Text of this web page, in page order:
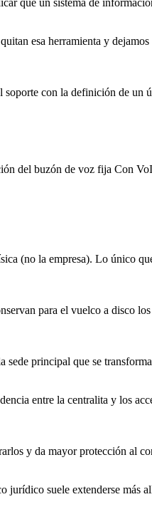
que un sistema de
esa herramienta y
soporte con la definición de un
del buzón de voz fija Con
(no la empresa). Lo único
para el vuelco a disco
sede principal que se
entre la centralita y los
y da mayor protección al
jurídico suele extenderse más